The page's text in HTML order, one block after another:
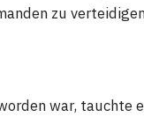
zu
war, tauchte